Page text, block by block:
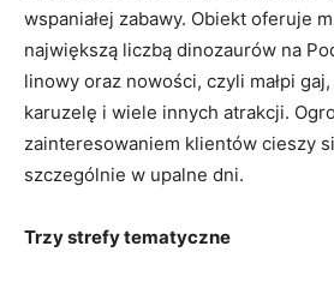
wspaniałej zabawy. Obiekt oferuje
największą liczbą dinozaurów na
linowy oraz nowości, czyli małpi
karuzelę i wiele innych atrakcji.
zainteresowaniem klientów cieszy
szczególnie w upalne dni.
Trzy strefy tematyczne